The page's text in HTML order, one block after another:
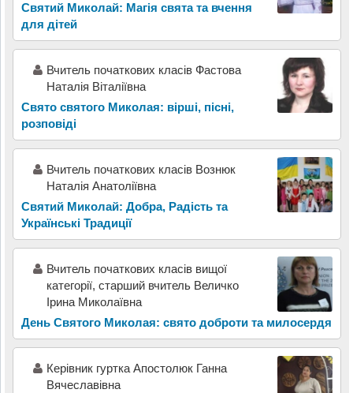
Святий Миколай: Магія свята та вчення
для дітей
Вчитель початкових класів Фастова
Наталія Віталіївна
Свято святого Миколая: вірші, пісні,
розповіді
Вчитель початкових класів Вознюк
Наталія Анатоліївна
Святий Миколай: Добра, Радість та
Українські Традиції
Вчитель початкових класів вищої
категорії, старший вчитель Величко
Ірина Миколаївна
День Святого Миколая: свято доброти та милосердя
Керівник гуртка Апостолюк Ганна
Вячеславівна